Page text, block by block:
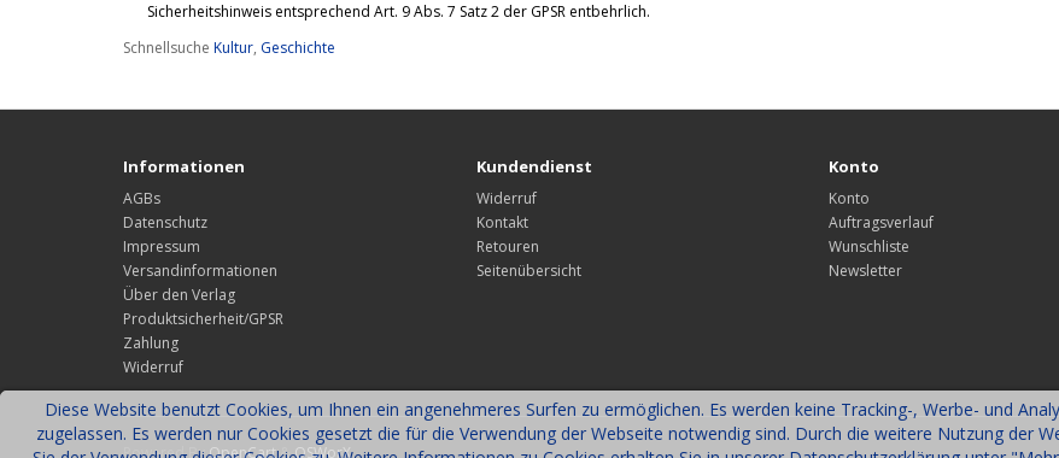
Diese Website benutzt Cookies, um Ihnen ein angenehmeres Surfen zu ermöglichen. Es werden keine Tracking-, Werbe- und
zugelassen. Es werden nur Cookies gesetzt die für die Verwendung der Webseite notwendig sind. Durch die weitere Nutzung der
Sicherheitshinweis entsprechend Art. 9 Abs. 7 Satz 2 der GPSR entbehrlich.
Schnellsuche Kultur, Geschichte
Informationen
AGBs
Datenschutz
Impressum
Versandinformationen
Über den Verlag
Produktsicherheit/GPSR
Zahlung
Widerruf
Kundendienst
Widerruf
Kontakt
Retouren
Seitenübersicht
Konto
Konto
Auftragsverlauf
Wunschliste
Newsletter
Powered ByOpenCart&OSWorX